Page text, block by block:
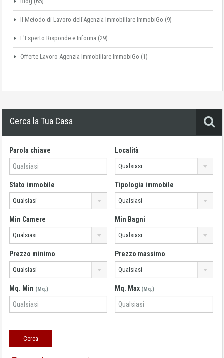
Il Metodo di Lavoro dell'Agenzia Immobiliare ImmobiGo (9)
L'Esperto Risponde e Informa (29)
Offerte Lavoro Agenzia Immobiliare ImmobiGo (1)
Cerca la Tua Casa
Parola chiave Località
Qualsiasi
Stato immobile
Qualsiasi
Tipologia immobile
Qualsiasi
Min Camere
Qualsiasi
Min Bagni
Qualsiasi
Prezzo minimo
Qualsiasi
Prezzo massimo
Qualsiasi
Mq. Min (Mq.) Mq. Max (Mq.)